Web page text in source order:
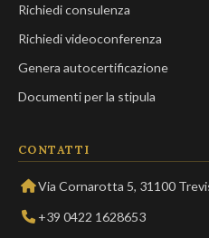
Richiedi consulenza
Richiedi videoconferenza
Genera autocertificazione
Documenti per la stipula
CONTATTI
Via Cornarotta 5, 31100
+39 0422 1628653